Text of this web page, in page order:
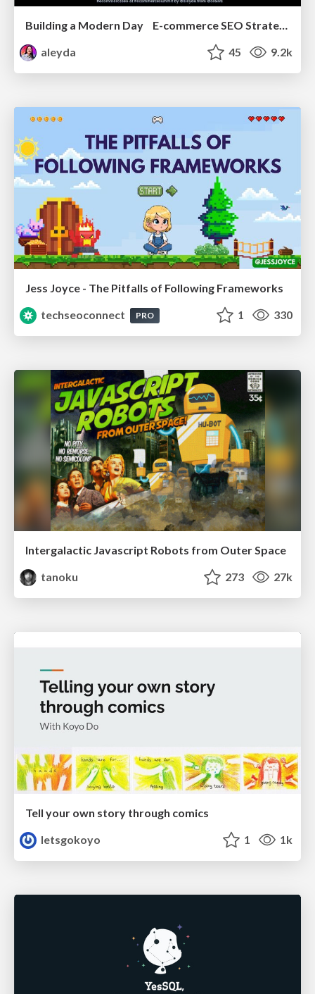
Building a Modern Day E-commerce SEO Strategy
aleyda
45 9.2k
Jess Joyce - The Pitfalls of Following Frameworks
techseoconnect
PRO 1 330
Intergalactic Javascript Robots from Outer Space
tanoku
273 27k
Tell your own story through comics
letsgokoyo
1 1k